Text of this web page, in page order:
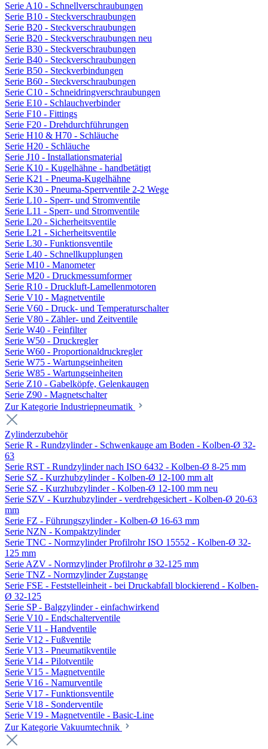
Serie A10 - Schnellverschraubungen
Serie B10 - Steckverschraubungen
Serie B20 - Steckverschraubungen
Serie B20 - Steckverschraubungen neu
Serie B30 - Steckverschraubungen
Serie B40 - Steckverschraubungen
Serie B50 - Steckverbindungen
Serie B60 - Steckverschraubungen
Serie C10 - Schneidringverschraubungen
Serie E10 - Schlauchverbinder
Serie F10 - Fittings
Serie F20 - Drehdurchführungen
Serie H10 & H70 - Schläuche
Serie H20 - Schläuche
Serie J10 - Installationsmaterial
Serie K10 - Kugelhähne - handbetätigt
Serie K21 - Pneuma-Kugelhähne
Serie K30 - Pneuma-Sperrventile 2-2 Wege
Serie L10 - Sperr- und Stromventile
Serie L11 - Sperr- und Stromventile
Serie L20 - Sicherheitsventile
Serie L21 - Sicherheitsventile
Serie L30 - Funktionsventile
Serie L40 - Schnellkupplungen
Serie M10 - Manometer
Serie M20 - Druckmessumformer
Serie R10 - Druckluft-Lamellenmotoren
Serie V10 - Magnetventile
Serie V60 - Druck- und Temperaturschalter
Serie V80 - Zähler- und Zeitventile
Serie W40 - Feinfilter
Serie W50 - Druckregler
Serie W60 - Proportionaldruckregler
Serie W75 - Wartungseinheiten
Serie W85 - Wartungseinheiten
Serie Z10 - Gabelköpfe, Gelenkaugen
Serie Z90 - Magnetschalter
Zur Kategorie Industriepneumatik
Zylinderzubehör
Serie R - Rundzylinder - Schwenkauge am Boden - Kolben-Ø 32-
63
Serie RST - Rundzylinder nach ISO 6432 - Kolben-Ø 8-25 mm
Serie SZ - Kurzhubzylinder - Kolben-Ø 12-100 mm alt
Serie SZ - Kurzhubzylinder - Kolben-Ø 12-100 mm neu
Serie SZV - Kurzhubzylinder - verdrehgesichert - Kolben-Ø 20-63
mm
Serie FZ - Führungszylinder - Kolben-Ø 16-63 mm
Serie NZN - Kompaktzylinder
Serie TNC - Normzylinder Profilrohr ISO 15552 - Kolben-Ø 32-
125 mm
Serie AZV - Normzylinder Profilrohr ø 32-125 mm
Serie TNZ - Normzylinder Zugstange
Serie FSE - Feststelleinheit - bei Druckabfall blockierend - Kolben-
Ø 32-125
Serie SP - Balgzylinder - einfachwirkend
Serie V10 - Endschalterventile
Serie V11 - Handventile
Serie V12 - Fußventile
Serie V13 - Pneumatikventile
Serie V14 - Pilotventile
Serie V15 - Magnetventile
Serie V16 - Namurventile
Serie V17 - Funktionsventile
Serie V18 - Sonderventile
Serie V19 - Magnetventile - Basic-Line
Zur Kategorie Vakuumtechnik